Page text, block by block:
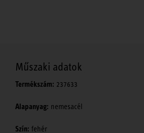
Műszaki adatok
Termékszám: 237633
Alapanyag: nemesacél
Szín: fehér